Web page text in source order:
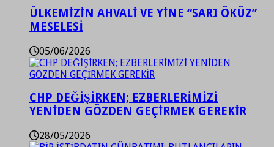
ÜLKEMİZİN AHVALİ VE YİNE “SARI ÖKÜZ”
MESELESİ
05/06/2026
CHP DEĞİŞİRKEN; EZBERLERİMİZİ
YENİDEN GÖZDEN GEÇİRMEK GEREKİR
28/05/2026